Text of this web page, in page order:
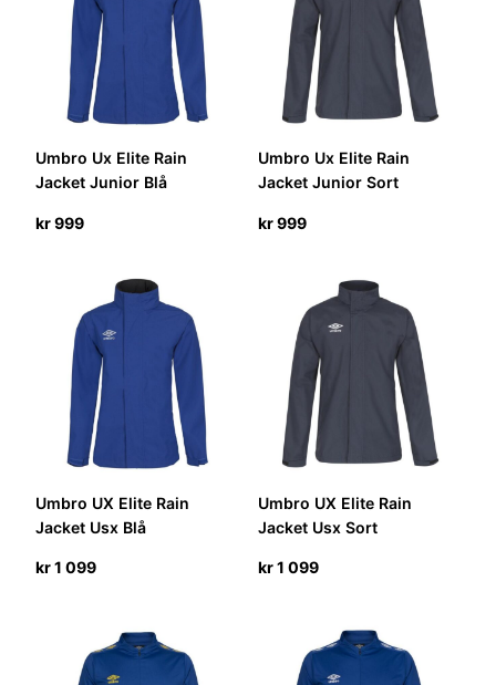
Umbro Ux Elite Rain
Jacket Junior Blå
kr999
Umbro Ux Elite Rain
Jacket Junior Sort
kr999
Umbro UX Elite Rain
Jacket Usx Blå
kr1 099
Umbro UX Elite Rain
Jacket Usx Sort
kr1 099